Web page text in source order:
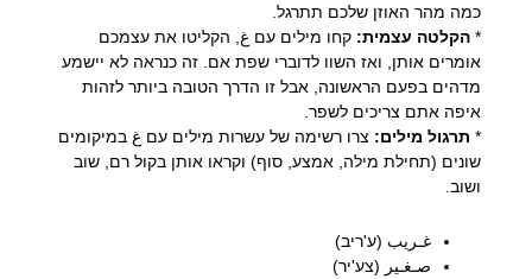
כמה מהר האוזן שלכם תתרגל.
* הקלטה עצמית: קחו מילים עם غ, הקליטו את עצמכם
אומרים אותן, ואז השוו לדוברי שפת אם. זה כנראה לא יישמע
מדהים בפעם הראשונה, אבל זו הדרך הטובה ביותר לזהות
איפה אתם צריכים לשפר.
* תרגול מילים: צרו רשימה של עשרות מילים עם غ במיקומים
שונים (תחילת מילה, אמצע, סוף) וקראו אותן בקול רם, שוב
ושוב.
غـريب (ע'ריב)
صـغـير (צע'יר)